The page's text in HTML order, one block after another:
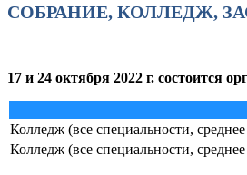
СОБРАНИЕ, КОЛЛЕДЖ,
17 и 24 октября 2022 г. состоится
Колледж (все специальности,
Колледж (все специальности,